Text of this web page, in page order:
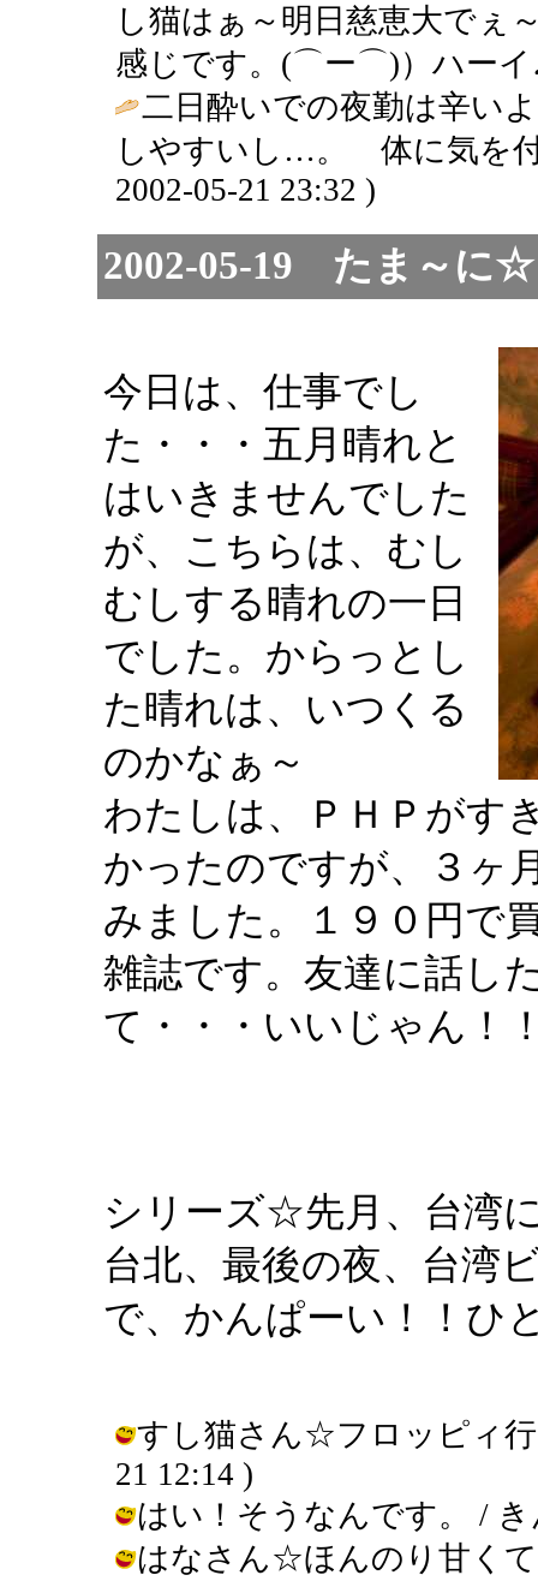
し猫はぁ～明日慈恵大でぇ
感じです。(⌒ー⌒)）ハー
二日酔いでの夜勤は辛い
しやすいし…。 体に気を
2002-05-21 23:32 )
2002-05-19 たま～に
今日は、仕事でし
た・・・五月晴れと
はいきませんでした
が、こちらは、むし
むしする晴れの一日
でした。からっとし
た晴れは、いつくる
のかなぁ～
わたしは、ＰＨＰがす
かったのですが、３ヶ
みました。１９０円で
雑誌です。友達に話し
て・・・いいじゃん！
シリーズ☆先月、台湾
台北、最後の夜、台湾
で、かんぱーい！！ひ
すし猫さん☆フロッピィ
21 12:14 )
はい！そうなんです。 / き
はなさん☆ほんのり甘く